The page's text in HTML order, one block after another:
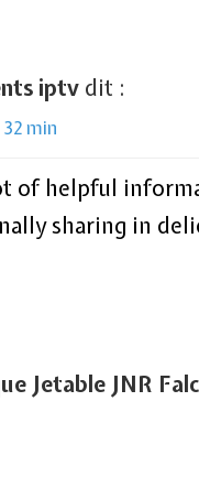
iptv dit :
min
of helpful
sharing in
Jetable JNR